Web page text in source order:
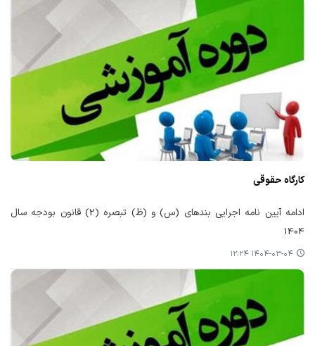
کارگاه حقوقی
ادامه آیین نامه اجرایی بندهای (س) و (ظ) تبصره (2) قانون بودجه سال
1404
۱۴۰۴-۰۳-۰۴ ۱۲:۲۴